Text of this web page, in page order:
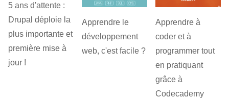
5 ans d'attente :
Drupal déploie la
plus importante et
première mise à
jour !
Apprendre le
développement
web, c'est facile ?
Apprendre à
coder et à
programmer tout
en pratiquant
grâce à
Codecademy